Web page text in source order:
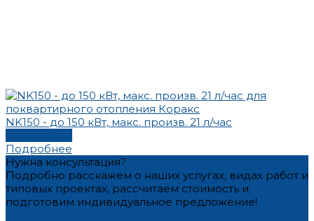
NK150 - до 150 кВт, макс. произв. 21 л/час
Подробнее
Нужна консультация?
Подробно расскажем о наших услугах, видах работ и
типовых проектах, рассчитаем стоимость и
подготовим индивидуальное предложение!